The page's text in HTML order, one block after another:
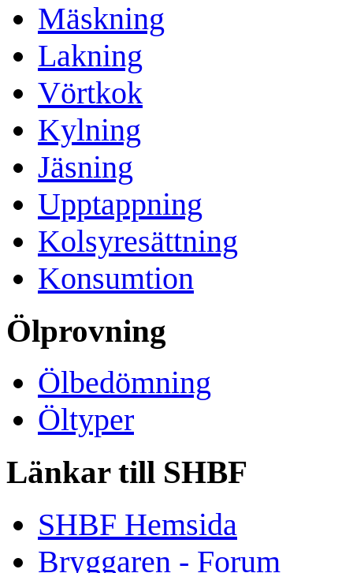
Mäskning
Lakning
Vörtkok
Kylning
Jäsning
Upptappning
Kolsyresättning
Konsumtion
Ölprovning
Ölbedömning
Öltyper
Länkar till SHBF
SHBF Hemsida
Bryggaren - Forum